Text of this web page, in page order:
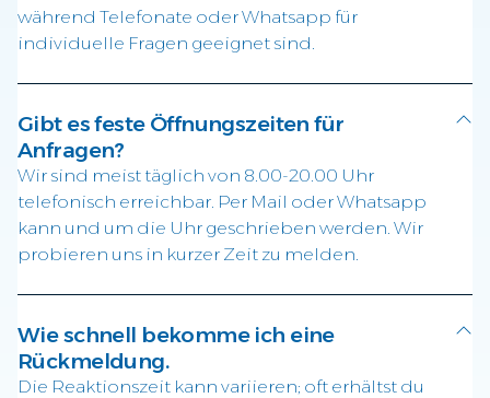
während Telefonate oder Whatsapp für
individuelle Fragen geeignet sind.
Gibt es feste Öffnungszeiten für
Anfragen?
Wir sind meist täglich von 8.00-20.00 Uhr
telefonisch erreichbar. Per Mail oder Whatsapp
kann und um die Uhr geschrieben werden. Wir
probieren uns in kurzer Zeit zu melden.
Wie schnell bekomme ich eine
Rückmeldung.
Die Reaktionszeit kann variieren; oft erhältst du